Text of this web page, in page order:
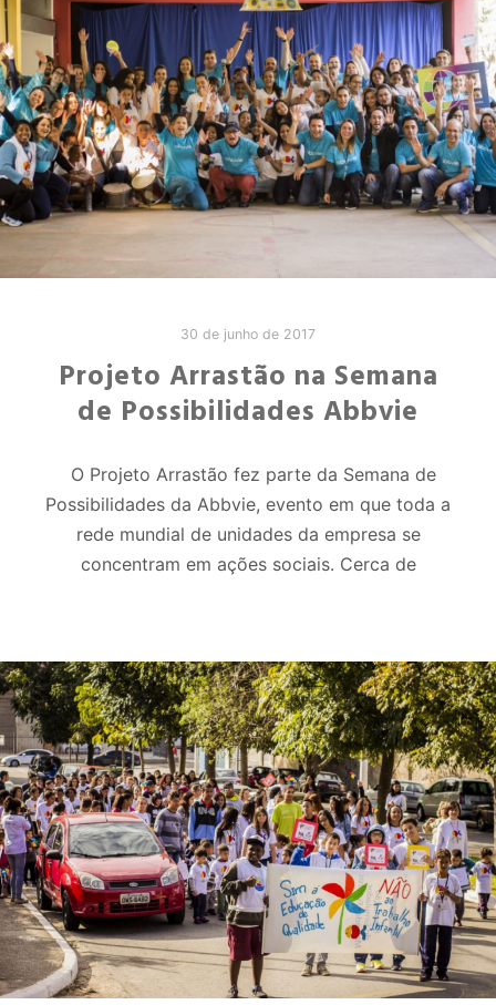
30 de junho de 2017
Projeto Arrastão na Semana
de Possibilidades Abbvie
O Projeto Arrastão fez parte da Semana de
Possibilidades da Abbvie, evento em que toda a
rede mundial de unidades da empresa se
concentram em ações sociais. Cerca de